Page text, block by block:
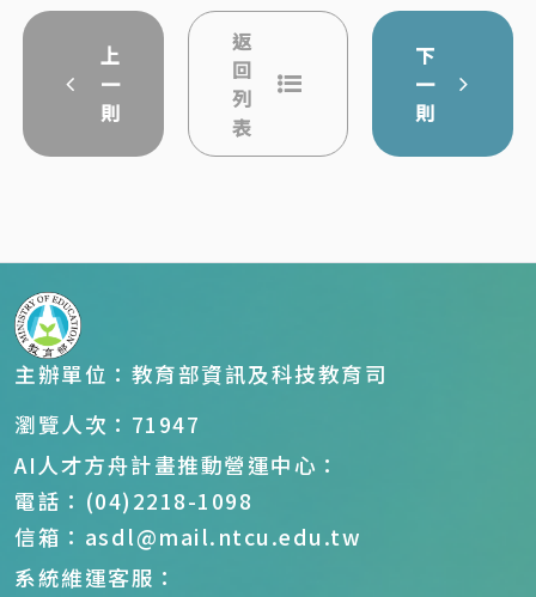
上
一
則
返
回
列
表
下
一
則
主辦單位：教育部資訊及科技教育司
瀏覽人次：71947
AI人才方舟計畫推動營運中心：
電話：(04)2218-1098
信箱：asdl@mail.ntcu.edu.tw
系統維運客服：